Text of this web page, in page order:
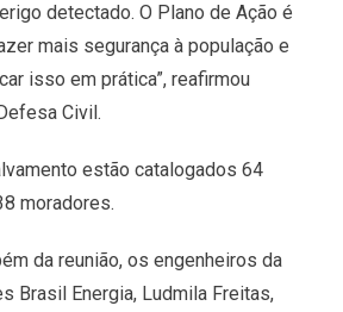
detectado. O Plano de Ação é
mais segurança à população e
isso em prática”, reafirmou
Civil.
estão catalogados 64
moradores.
da reunião, os engenheiros da
Brasil Energia, Ludmila Freitas,